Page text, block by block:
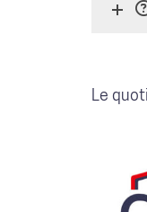
Le